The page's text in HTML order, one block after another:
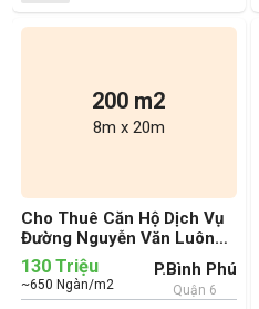
200 m2
8m x 20m
Cho Thuê Căn Hộ Dịch Vụ
Đường Nguyễn Văn Luông,
Phường Bình Phú, Quận 6
(cũ)
130 Triệu
~650 Ngàn/m2
P.Bình Phú
Quận 6